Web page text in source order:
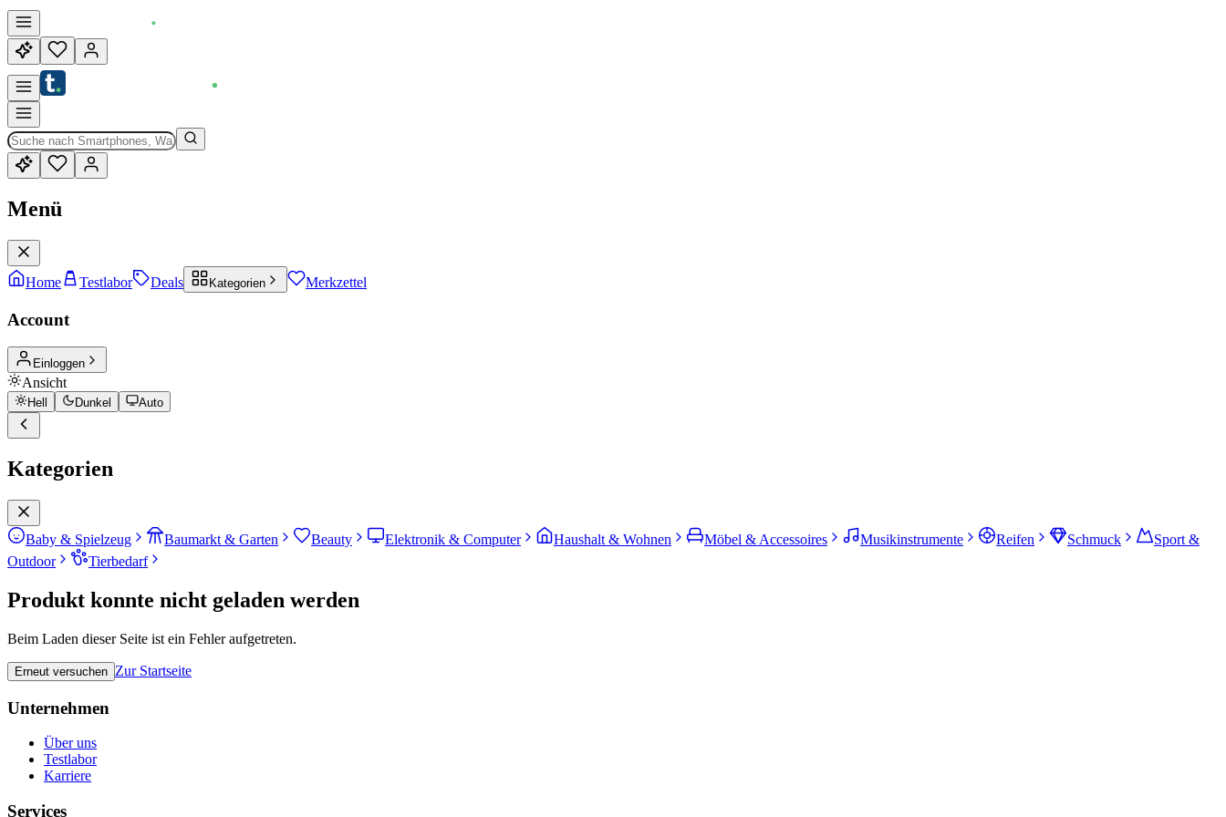
Menü
Home Testlabor Deals Kategorien Merkzettel
Account
Einloggen
Ansicht
Hell Dunkel Auto
Kategorien
Baby & Spielzeug Baumarkt & Garten Beauty Elektronik & Computer Haushalt & Wohnen Möbel & Accessoires Musikinstrumente Reifen Schmuck
Sport &
Outdoor
Tierbedarf
Produkt konnte nicht geladen werden
Beim Laden dieser Seite ist ein Fehler aufgetreten.
Erneut versuchen Zur Startseite
Unternehmen
Über uns
Testlabor
Karriere
Services